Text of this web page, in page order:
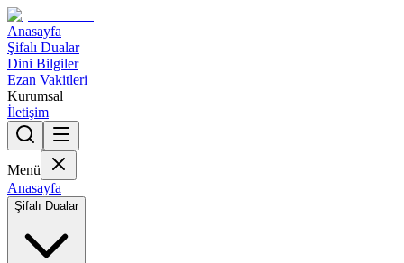
Anasayfa
Şifalı Dualar
Dini Bilgiler
Ezan Vakitleri
Kurumsal
İletişim
Menü
Anasayfa
Şifalı Dualar